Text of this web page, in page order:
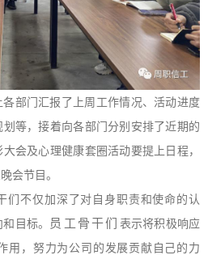
部门汇报了上周工作情况、活动进度
等，接着向各部门分别安排了近期的
会及心理健康套圈活动要提上日程，
会节目。
们不仅加深了对自身职责和使命的认
目标。
员工骨干们
表示将积极响应
用，努力为公司的发展贡献自己的力